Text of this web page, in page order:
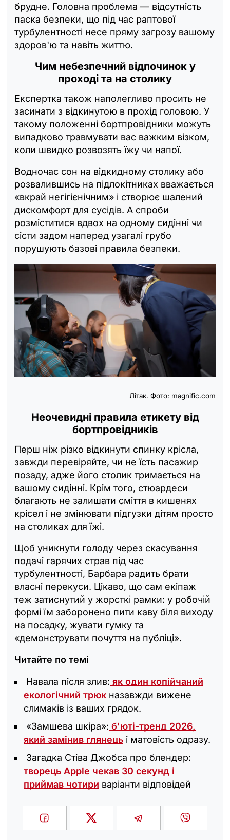
брудне. Головна проблема — відсутність
паска безпеки, що під час раптової
турбулентності несе пряму загрозу вашому
здоров'ю та навіть життю.
Чим небезпечний відпочинок у
проході та на столику
Експертка також наполегливо просить не
засинати з відкинутою в прохід головою. У
такому положенні бортпровідники можуть
випадково травмувати вас важким візком,
коли швидко розвозять їжу чи напої.
Водночас сон на відкидному столику або
розвалившись на підлокітниках вважається
«вкрай негігієнічним» і створює шалений
дискомфорт для сусідів. А спроби
розміститися вдвох на одному сидінні чи
сісти задом наперед узагалі грубо
порушують базові правила безпеки.
Літак. Фото: magnific.com
Неочевидні правила етикету від
бортпровідників
Перш ніж різко відкинути спинку крісла,
завжди перевіряйте, чи не їсть пасажир
позаду, адже його столик тримається на
вашому сидінні. Крім того, стюардеси
благають не залишати сміття в кишенях
крісел і не змінювати підгузки дітям просто
на столиках для їжі.
Щоб уникнути голоду через скасування
подачі гарячих страв під час
турбулентності, Барбара радить брати
власні перекуси. Цікаво, що сам екіпаж
теж затиснутий у жорсткі рамки: у робочій
формі їм заборонено пити каву біля виходу
на посадку, жувати гумку та
«демонструвати почуття на публіці».
Читайте по темі
Навала після злив: як один копійчаний
екологічний трюк назавжди вижене
слимаків із ваших грядок.
«Замшева шкіра»: б'юті-тренд 2026,
який замінив глянець і матовість одразу.
Загадка Стіва Джобса про блендер:
творець Apple чекав 30 секунд і
приймав чотири варіанти відповідей